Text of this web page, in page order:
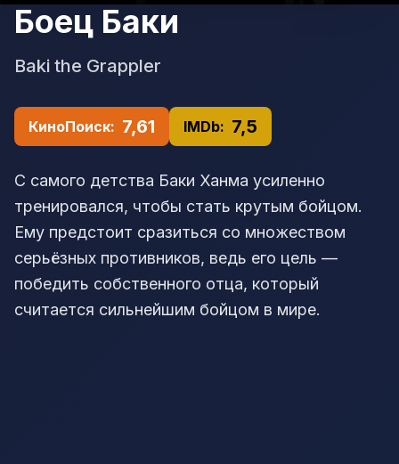
Боец Баки
Baki the Grappler
КиноПоиск: 7,61 IMDb: 7,5
С самого детства Баки Ханма усиленно
тренировался, чтобы стать крутым бойцом.
Ему предстоит сразиться со множеством
серьёзных противников, ведь его цель —
победить собственного отца, который
считается сильнейшим бойцом в мире.